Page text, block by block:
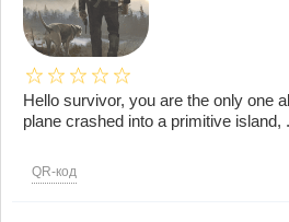
Hello survivor, you are the only one
plane crashed into a primitive island,
QR-код